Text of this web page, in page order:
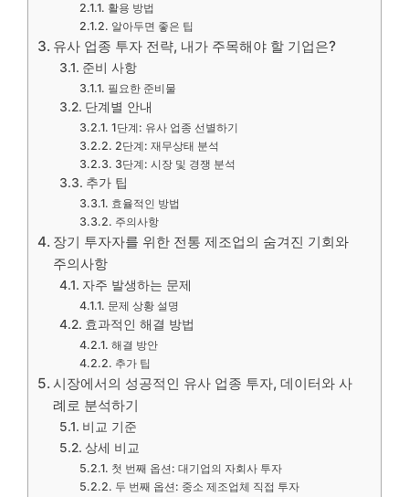
활용 방법
알아두면 좋은 팁
유사 업종 투자 전략, 내가 주목해야 할 기업은?
준비 사항
필요한 준비물
단계별 안내
1단계: 유사 업종 선별하기
2단계: 재무상태 분석
3단계: 시장 및 경쟁 분석
추가 팁
효율적인 방법
주의사항
장기 투자자를 위한 전통 제조업의 숨겨진 기회와
주의사항
자주 발생하는 문제
문제 상황 설명
효과적인 해결 방법
해결 방안
추가 팁
시장에서의 성공적인 유사 업종 투자, 데이터와 사
례로 분석하기
비교 기준
상세 비교
첫 번째 옵션: 대기업의 자회사 투자
두 번째 옵션: 중소 제조업체 직접 투자